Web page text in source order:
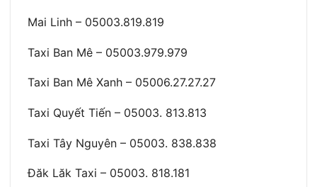
Mai Linh – 05003.819.819
Taxi Ban Mê – 05003.979.979
Taxi Ban Mê Xanh – 05006.27.27.27
Taxi Quyết Tiến – 05003. 813.813
Taxi Tây Nguyên – 05003. 838.838
Đăk Lăk Taxi – 05003. 818.181